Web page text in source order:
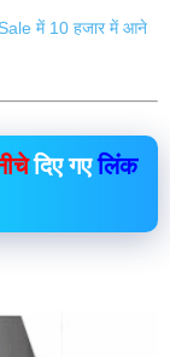
में 10 हजार में आने
दिए गएलिंक